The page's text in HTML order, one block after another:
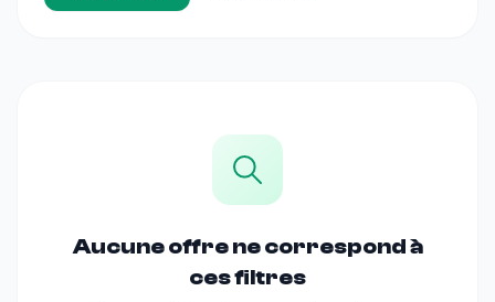
Aucune offre ne correspond à
ces filtres